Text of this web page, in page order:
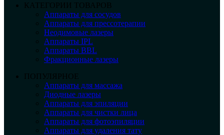
КАТЕГОРИИ ТОВАРОВ
Аппараты для сосудов
Аппараты для прессотерапии
Неодимовые лазеры
Аппараты IPL
Аппараты BBL
Фракционные лазеры
ПОПУЛЯРНОЕ
Аппараты для массажа
Диодные лазеры
Аппараты для эпиляции
Аппараты для чистки лица
Аппараты для фотоэпиляции
Аппараты для удаления тату